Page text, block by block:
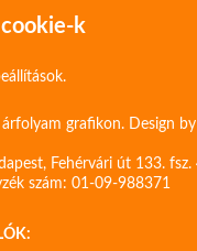
k
grafikon. Design by
Fehérvári út 133. fsz.
szám: 01-09-988371